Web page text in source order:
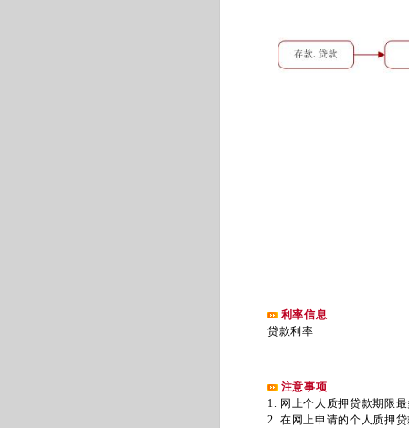
利率信息
贷款利率
注意事项
1. 网上个人质押贷款期限最
2. 在网上申请的个人质押贷